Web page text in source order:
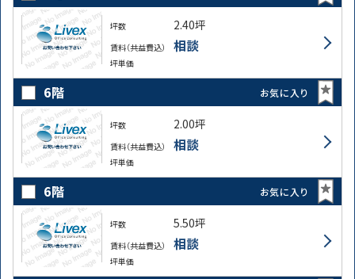
坪数 2.40坪
賃料（共益費込） 相談
坪単価
6階 お気に入り
坪数 2.00坪
賃料（共益費込） 相談
坪単価
6階 お気に入り
坪数 5.50坪
賃料（共益費込） 相談
坪単価